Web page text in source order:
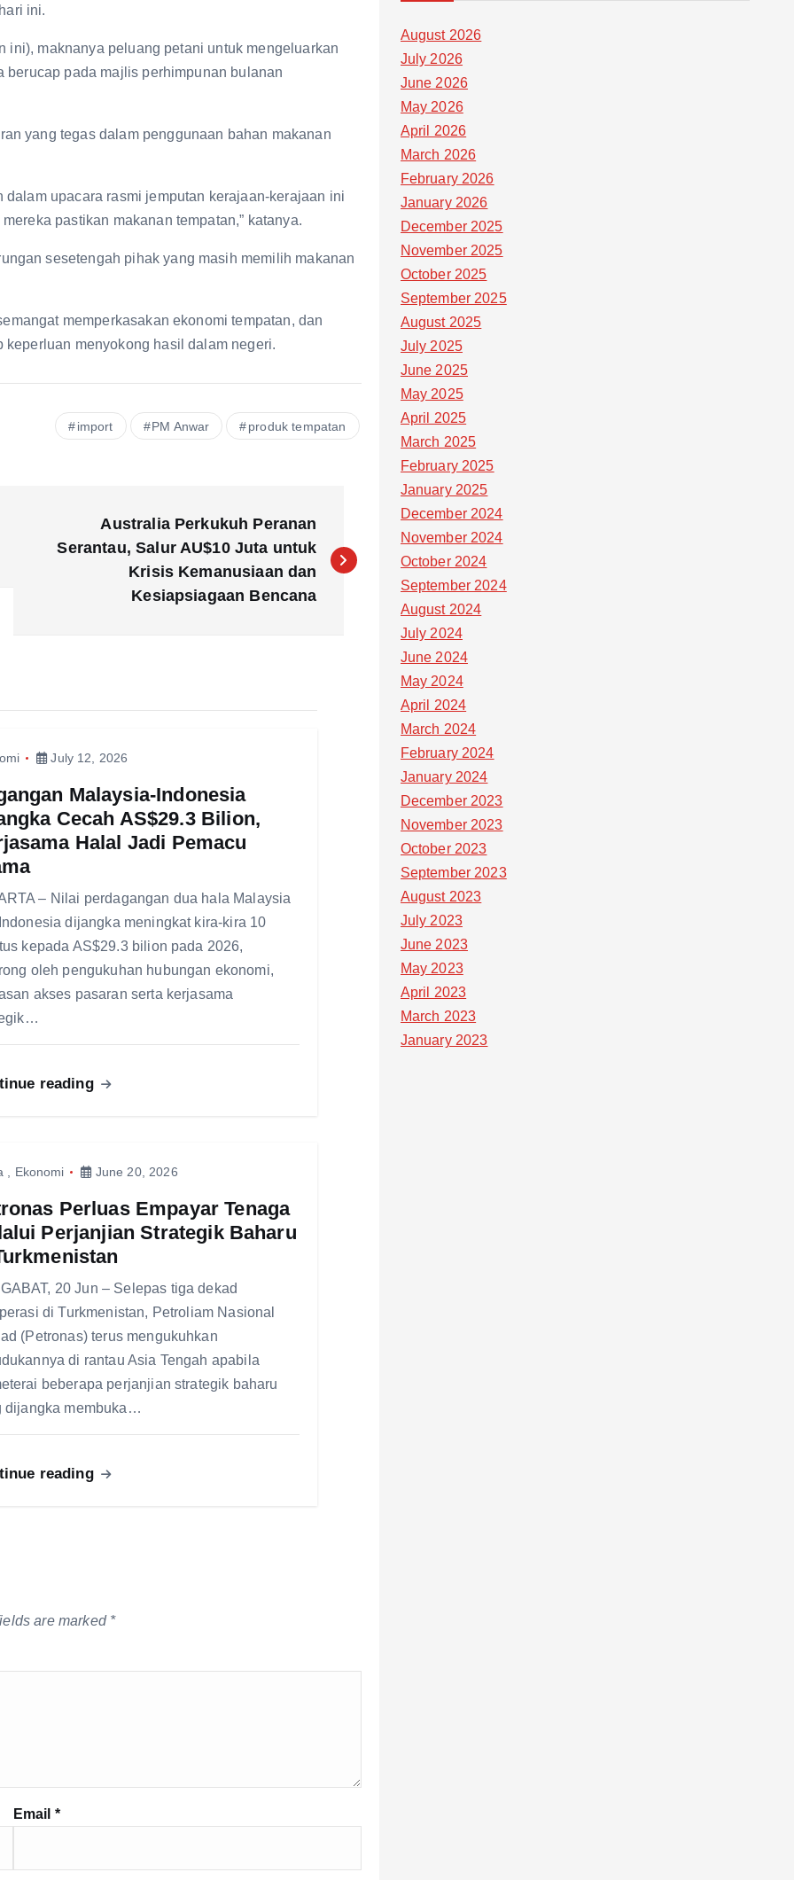
ini.
ini), maknanya peluang petani untuk mengeluarkan
berucap pada majlis perhimpunan bulanan
yang tegas dalam penggunaan bahan makanan
upacara rasmi jemputan kerajaan-kerajaan ini
pastikan makanan tempatan,” katanya.
sesetengah pihak yang masih memilih makanan
memperkasakan ekonomi tempatan, dan
menyokong hasil dalam negeri.
import PM Anwar produk tempatan
Australia Perkukuh Peranan
Serantau, Salur AU$10 Juta untuk
Krisis Kemanusiaan dan
Kesiapsiagaan Bencana
July 12, 2026
Malaysia-Indonesia
Cecah AS$29.3 Bilion,
Halal Jadi Pemacu
– Nilai perdagangan dua hala Malaysia
dijangka meningkat kira-kira 10
kepada AS$29.3 bilion pada 2026,
oleh pengukuhan hubungan ekonomi,
akses pasaran serta kerjasama
reading
Ekonomi June 20, 2026
Perluas Empayar Tenaga
Perjanjian Strategik Baharu
20 Jun – Selepas tiga dekad
di Turkmenistan, Petroliam Nasional
(Petronas) terus mengukuhkan
di rantau Asia Tengah apabila
beberapa perjanjian strategik baharu
dijangka membuka…
reading
are marked *
Email *
August 2026
July 2026
June 2026
May 2026
April 2026
March 2026
February 2026
January 2026
December 2025
November 2025
October 2025
September 2025
August 2025
July 2025
June 2025
May 2025
April 2025
March 2025
February 2025
January 2025
December 2024
November 2024
October 2024
September 2024
August 2024
July 2024
June 2024
May 2024
April 2024
March 2024
February 2024
January 2024
December 2023
November 2023
October 2023
September 2023
August 2023
July 2023
June 2023
May 2023
April 2023
March 2023
January 2023